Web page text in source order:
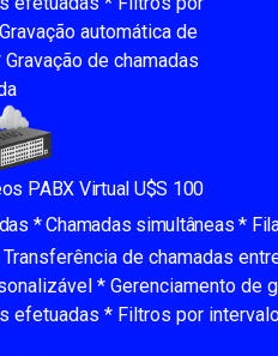
automática de
de chamadas
PABX Virtual U$S 100
* Chamadas simultâneas *
de chamadas
* Gerenciamento de
efetuadas * Filtros por